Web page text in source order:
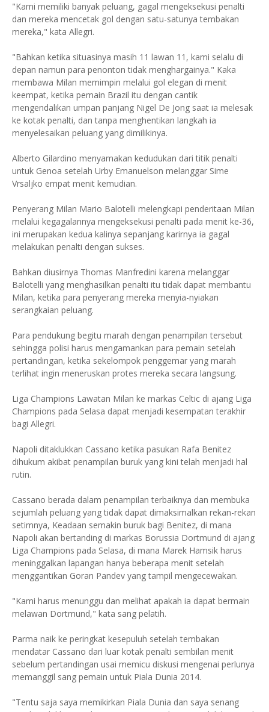
"Kami memiliki banyak peluang, gagal mengeksekusi penalti
dan mereka mencetak gol dengan satu-satunya tembakan
mereka," kata Allegri.
"Bahkan ketika situasinya masih 11 lawan 11, kami selalu di
depan namun para penonton tidak menghargainya." Kaka
membawa Milan memimpin melalui gol elegan di menit
keempat, ketika pemain Brazil itu dengan cantik
mengendalikan umpan panjang Nigel De Jong saat ia melesak
ke kotak penalti, dan tanpa menghentikan langkah ia
menyelesaikan peluang yang dimilikinya.
Alberto Gilardino menyamakan kedudukan dari titik penalti
untuk Genoa setelah Urby Emanuelson melanggar Sime
Vrsaljko empat menit kemudian.
Penyerang Milan Mario Balotelli melengkapi penderitaan Milan
melalui kegagalannya mengeksekusi penalti pada menit ke-36,
ini merupakan kedua kalinya sepanjang karirnya ia gagal
melakukan penalti dengan sukses.
Bahkan diusirnya Thomas Manfredini karena melanggar
Balotelli yang menghasilkan penalti itu tidak dapat membantu
Milan, ketika para penyerang mereka menyia-nyiakan
serangkaian peluang.
Para pendukung begitu marah dengan penampilan tersebut
sehingga polisi harus mengamankan para pemain setelah
pertandingan, ketika sekelompok penggemar yang marah
terlihat ingin meneruskan protes mereka secara langsung.
Liga Champions Lawatan Milan ke markas Celtic di ajang Liga
Champions pada Selasa dapat menjadi kesempatan terakhir
bagi Allegri.
Napoli ditaklukkan Cassano ketika pasukan Rafa Benitez
dihukum akibat penampilan buruk yang kini telah menjadi hal
rutin.
Cassano berada dalam penampilan terbaiknya dan membuka
sejumlah peluang yang tidak dapat dimaksimalkan rekan-rekan
setimnya, Keadaan semakin buruk bagi Benitez, di mana
Napoli akan bertanding di markas Borussia Dortmund di ajang
Liga Champions pada Selasa, di mana Marek Hamsik harus
meninggalkan lapangan hanya beberapa menit setelah
menggantikan Goran Pandev yang tampil mengecewakan.
"Kami harus menunggu dan melihat apakah ia dapat bermain
melawan Dortmund," kata sang pelatih.
Parma naik ke peringkat kesepuluh setelah tembakan
mendatar Cassano dari luar kotak penalti sembilan menit
sebelum pertandingan usai memicu diskusi mengenai perlunya
memanggil sang pemain untuk Piala Dunia 2014.
"Tentu saja saya memikirkan Piala Dunia dan saya senang